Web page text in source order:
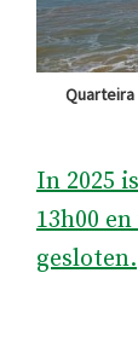
Quarteira
In 2025
13h00
gesloten.